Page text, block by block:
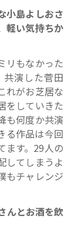
小島よしおさ
軽い気持ちか
リもなかった
演した菅田
れがお芝居な
をしていきた
も何度か共演
る作品は今回
ます。29人の
してしまうよ
もチャレンジ
んとお酒を飲